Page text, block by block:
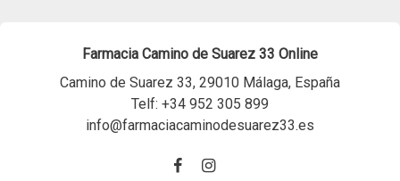
Farmacia Camino de Suarez 33 Online
Camino de Suarez 33, 29010 Málaga, España
Telf: +34 952 305 899
info@farmaciacaminodesuarez33.es